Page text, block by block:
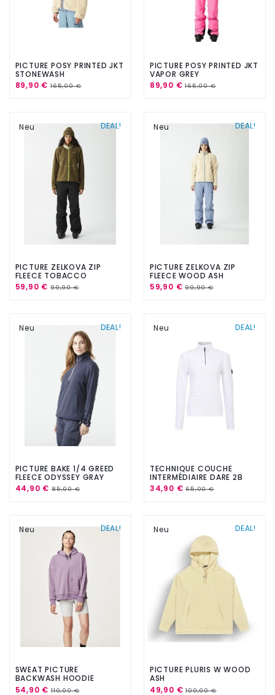
PICTURE POSY PRINTED JKT
STONEWASH
89,90 € 165,00 €
PICTURE POSY PRINTED JKT
VAPOR GREY
89,90 €165,00 €
DEAL!
Neu
PICTURE ZELKOVA ZIP
FLEECE TOBACCO
59,90 € 99,90 €
DEAL!
Neu
PICTURE ZELKOVA ZIP
FLEECE WOOD ASH
59,90 €99,90 €
DEAL!
Neu
PICTURE BAKE 1/4 GREED
FLEECE ODYSSEY GRAY
44,90 € 85,00 €
DEAL!
Neu
TECHNIQUE COUCHE
INTERMÉDIAIRE DARE 2B
GLAMORIZE III MLAYER
BLANC
34,90 €65,00 €
DEAL!
Neu
SWEAT PICTURE
BACKWASH HOODIE
GRAPEADE
54,90 € 110,00 €
DEAL!
Neu
PICTURE PLURIS W WOOD
ASH
49,90 €100,00 €